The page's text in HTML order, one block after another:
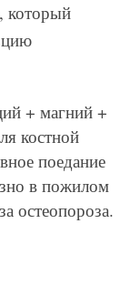
который
+ магний +
костной
поедание
в пожилом
остеопороза.